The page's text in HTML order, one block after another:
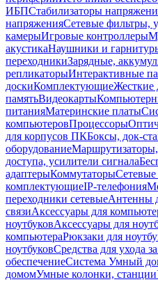
ИБПСтабилизаторы
напряженияСетевые фильтры,
камерыИгровые контроллеры
акустикаНаушники и
переходникиЗарядные,
репликаторыИнтерактивные
доскиКомплектующиеЖесткие
памятьВидеокарты
питанияМатеринские платы
компьютеровПроцессоры
для корпусов ПКБоксы, док-
оборудование
доступа, усилители сигнала
адаптерыКоммутаторыСетевые
комплектующиеIP-телефония
переходники сетевыеАнтенны
связиАксессуары для
ноутбуковАксессуары для
компьютераРюкзаки для
ноутбуковСредства для ухода
обеспечениеСистема Умный
домомУмные колонки, станции